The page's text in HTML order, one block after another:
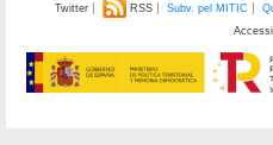
Twitter RSS Subv. pel MITIC